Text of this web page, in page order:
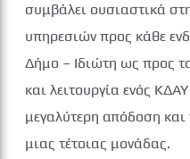
συμβάλει ουσιαστικά
υπηρεσιών προς κάθε
Δήμο – Ιδιώτη ως προς
και λειτουργία ενός
μεγαλύτερη απόδοση και
μιας τέτοιας μονάδας.